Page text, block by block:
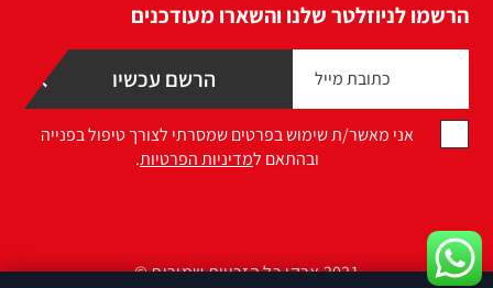
הרשמו לניוזלטר שלנו והשארו מעודכנים
אני מאשר/ת שימוש בפרטים שמסרתי לצורך טיפול בפנייה
ובהתאם למדיניות הפרטיות.
2021 ארקו כל הזכויות שמורות ©